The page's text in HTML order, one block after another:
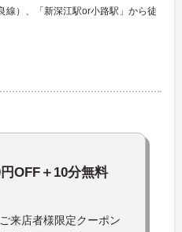
線）、「新深江駅or小路駅」から徒
OFF＋10分無料
来店者様限定クーポン